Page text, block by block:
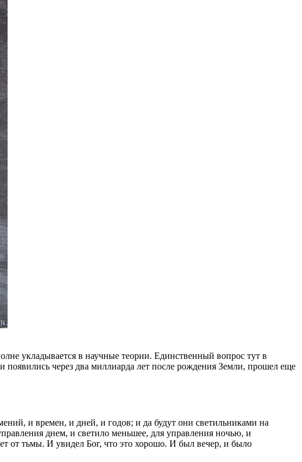
укладывается в научные теории. Единственный вопрос тут в
через два миллиарда лет после рождения Земли, прошел еще
и времен, и дней, и годов; и да будут они светильниками на
днем, и светило меньшее, для управления ночью, и
от тьмы. И увидел Бог, что это хорошо. И был вечер, и было